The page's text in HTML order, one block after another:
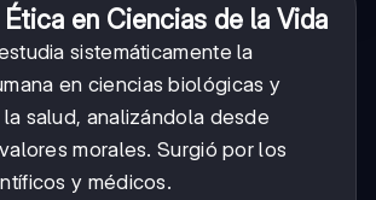
en Ciencias de la Vida
sistemáticamente la
en ciencias biológicas y
salud, analizándola desde
morales. Surgió por los
y médicos.